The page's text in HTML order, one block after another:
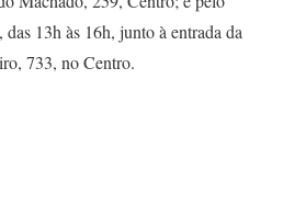
13h às 16h, junto à entrada da
733, no Centro.